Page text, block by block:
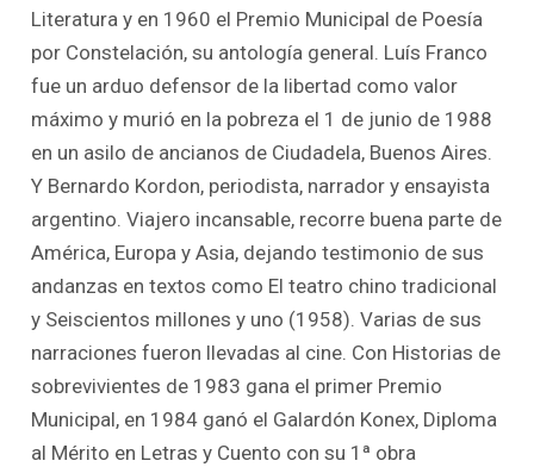
Literatura y en 1960 el Premio Municipal de Poesía
por Constelación, su antología general. Luís Franco
fue un arduo defensor de la libertad como valor
máximo y murió en la pobreza el 1 de junio de 1988
en un asilo de ancianos de Ciudadela, Buenos Aires.
Y Bernardo Kordon, periodista, narrador y ensayista
argentino. Viajero incansable, recorre buena parte de
América, Europa y Asia, dejando testimonio de sus
andanzas en textos como El teatro chino tradicional
y Seiscientos millones y uno (1958). Varias de sus
narraciones fueron llevadas al cine. Con Historias de
sobrevivientes de 1983 gana el primer Premio
Municipal, en 1984 ganó el Galardón Konex, Diploma
al Mérito en Letras y Cuento con su 1ª obra